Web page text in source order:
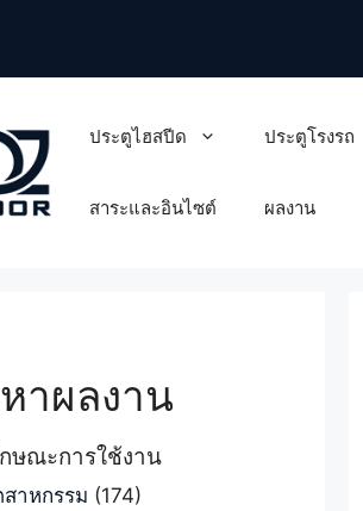
ประตูไฮสปีด ประตูโรงรถ
สาระและอินไซต์ ผลงาน
าผลงาน
ษณะการใช้งาน
าหกรรม (174)